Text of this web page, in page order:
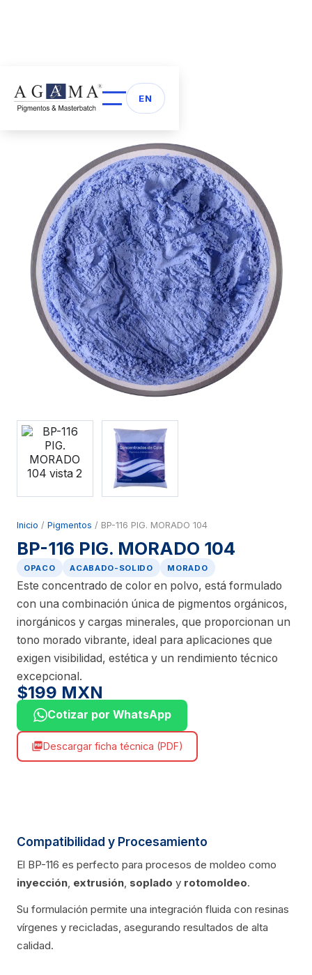
EN
arrow_back Volver a Pigmentos
Inicio / Pigmentos / BP-116 PIG. MORADO 104
BP-116 PIG. MORADO 104
OPACO ACABADO-SOLIDO MORADO
Este concentrado de color en polvo, está formulado
con una combinación única de pigmentos orgánicos,
inorgánicos y cargas minerales, que proporcionan un
tono morado vibrante, ideal para aplicaciones que
exigen visibilidad, estética y un rendimiento técnico
excepcional.
$199 MXN
Cotizar por WhatsApp
picture_as_pdfDescargar ficha técnica (PDF)
Compatibilidad y Procesamiento
El BP-116 es perfecto para procesos de moldeo como
inyección, extrusión, soplado y rotomoldeo.
Su formulación permite una integración fluida con resinas
vírgenes y recicladas, asegurando resultados de alta
calidad.